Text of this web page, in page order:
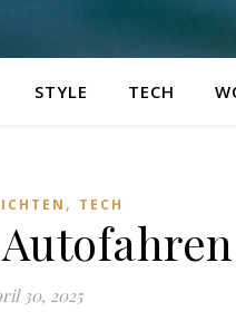
STYLE TECH
, TECH
30, 2025